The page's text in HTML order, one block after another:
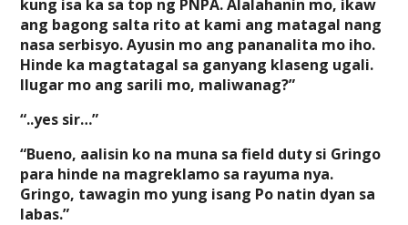
kung isa ka sa top ng PNPA. Alalahanin mo, ikaw
ang bagong salta rito at kami ang matagal nang
nasa serbisyo. Ayusin mo ang pananalita mo iho.
Hinde ka magtatagal sa ganyang klaseng ugali.
Ilugar mo ang sarili mo, maliwanag?”
“..yes sir…”
“Bueno, aalisin ko na muna sa field duty si Gringo
para hinde na magreklamo sa rayuma nya.
Gringo, tawagin mo yung isang Po natin dyan sa
labas.”